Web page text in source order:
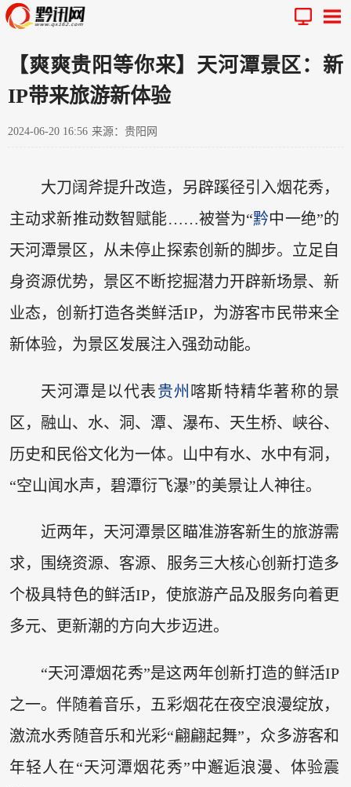
【爽爽贵阳等你来】天河潭景区：新
IP带来旅游新体验
2024-06-20 16:56 来源：贵阳网
大刀阔斧提升改造，另辟蹊径引入烟花秀，
主动求新推动数智赋能……被誉为“黔中一绝”的
天河潭景区，从未停止探索创新的脚步。立足自
身资源优势，景区不断挖掘潜力开辟新场景、新
业态，创新打造各类鲜活IP，为游客市民带来全
新体验，为景区发展注入强劲动能。
天河潭是以代表贵州 喀斯特精华著称的景
区，融山、水、洞、潭、瀑布、天生桥、峡谷、
历史和民俗文化为一体。山中有水、水中有洞，
“空山闻水声，碧潭衍飞瀑”的美景让人神往。
近两年，天河潭景区瞄准游客新生的旅游需
求，围绕资源、客源、服务三大核心创新打造多
个极具特色的鲜活IP，使旅游产品及服务向着更
多元、更新潮的方向大步迈进。
“天河潭烟花秀”是这两年创新打造的鲜活IP
之一。伴随着音乐，五彩烟花在夜空浪漫绽放，
激流水秀随音乐和光彩“翩翩起舞”，众多游客和
年轻人在“天河潭烟花秀”中邂逅浪漫、体验震